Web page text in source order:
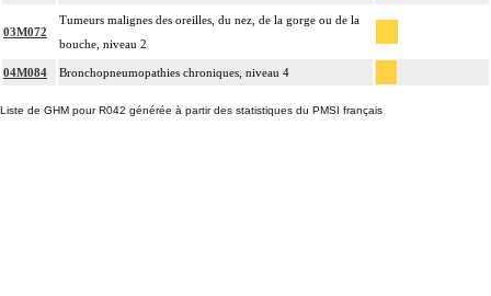
03M072
Tumeurs malignes des oreilles, du nez, de la gorge ou de la
bouche, niveau 2
04M084 Bronchopneumopathies chroniques, niveau 4
Liste de GHM pour R042 générée à partir des statistiques du PMSI français